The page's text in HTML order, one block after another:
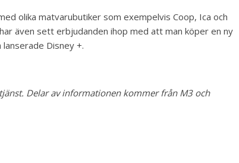
olika matvarubutiker som exempelvis Coop, Ica och
även sett erbjudanden ihop med att man köper en ny
Disney +.
Delar av informationen kommer från M3 och